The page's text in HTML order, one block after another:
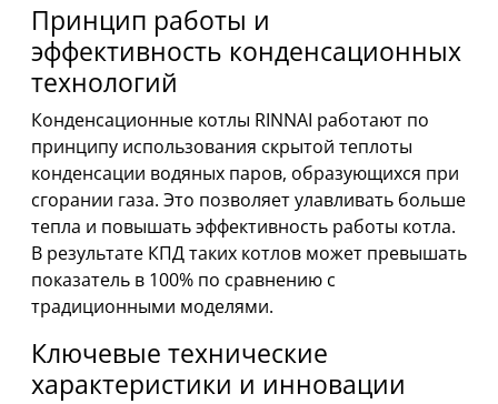
Принцип работы и
эффективность конденсационных
технологий
Конденсационные котлы RINNAI работают по
принципу использования скрытой теплоты
конденсации водяных паров, образующихся при
сгорании газа. Это позволяет улавливать больше
тепла и повышать эффективность работы котла.
В результате КПД таких котлов может превышать
показатель в 100% по сравнению с
традиционными моделями.
Ключевые технические
характеристики и инновации